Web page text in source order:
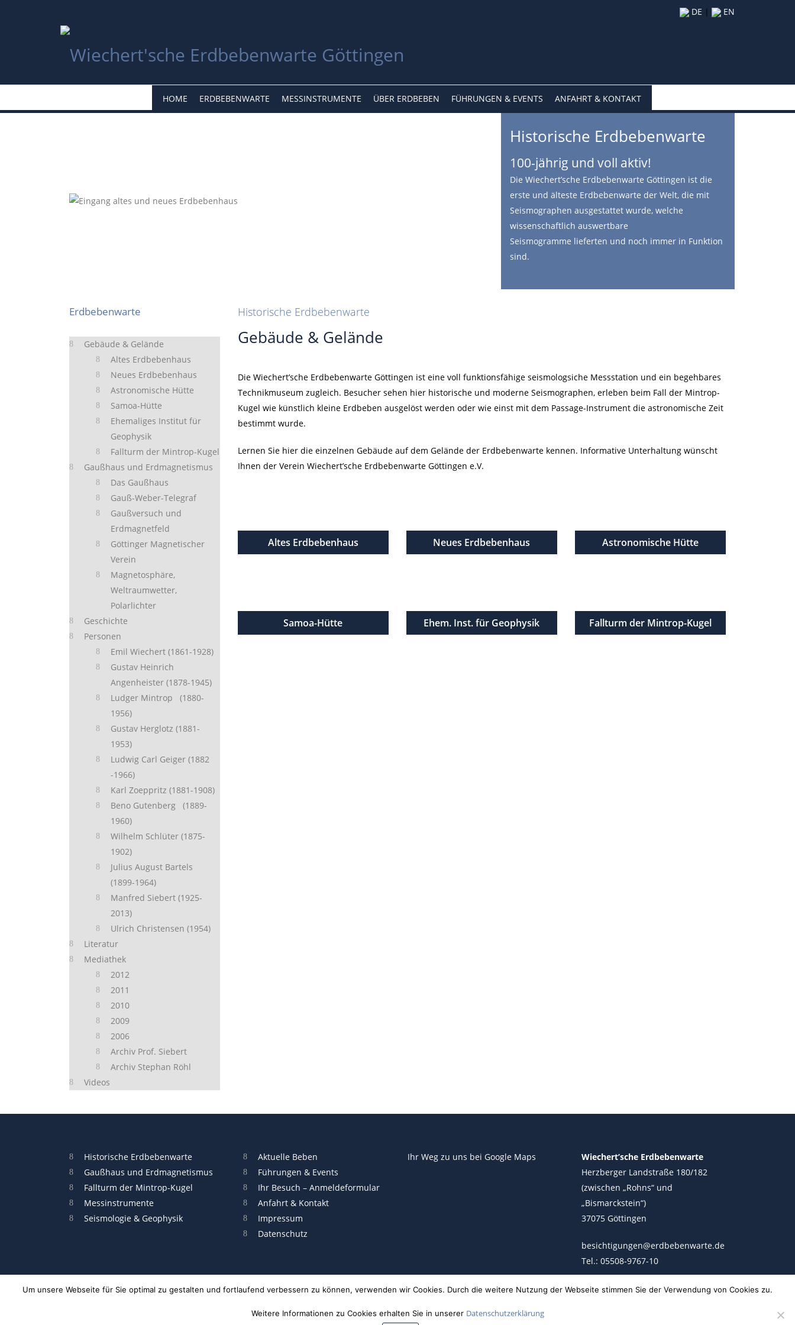
DE | EN
HOME ERDBEBENWARTE MESSINSTRUMENTE ÜBER ERDBEBEN FÜHRUNGEN & EVENTS ANFAHRT & KONTAKT
Historische Erdbebenwarte
100-jährig und voll aktiv!
Die Wiechert’sche Erdbebenwarte Göttingen ist die
erste und älteste Erdbebenwarte der Welt, die mit
Seismographen ausgestattet wurde, welche
wissenschaftlich auswertbare
Seismogramme lieferten und noch immer in Funktion
sind.
Erdbebenwarte
Gebäude & Gelände
Altes Erdbebenhaus
Neues Erdbebenhaus
Astronomische Hütte
Samoa-Hütte
Ehemaliges Institut für
Geophysik
Fallturm der Mintrop-Kugel
Gaußhaus und Erdmagnetismus
Das Gaußhaus
Gauß-Weber-Telegraf
Gaußversuch und
Erdmagnetfeld
Göttinger Magnetischer
Verein
Magnetosphäre,
Weltraumwetter,
Polarlichter
Geschichte
Personen
Emil Wiechert (1861-1928)
Gustav Heinrich
Angenheister (1878-1945)
Ludger Mintrop (1880-
1956)
Gustav Herglotz (1881-
1953)
Ludwig Carl Geiger (1882
-1966)
Karl Zoeppritz (1881-1908)
Beno Gutenberg (1889-
1960)
Wilhelm Schlüter (1875-
1902)
Julius August Bartels
(1899-1964)
Manfred Siebert (1925-
2013)
Ulrich Christensen (1954)
Literatur
Mediathek
2012
2011
2010
2009
2006
Archiv Prof. Siebert
Archiv Stephan Röhl
Videos
Historische Erdbebenwarte
Gebäude & Gelände
Die Wiechert’sche Erdbebenwarte Göttingen ist eine voll funktionsfähige seismologsiche Messstation und ein begehbares
Technikmuseum zugleich. Besucher sehen hier historische und moderne Seismographen, erleben beim Fall der Mintrop-
Kugel wie künstlich kleine Erdbeben ausgelöst werden oder wie einst mit dem Passage-Instrument die astronomische Zeit
bestimmt wurde.
Lernen Sie hier die einzelnen Gebäude auf dem Gelände der Erdbebenwarte kennen. Informative Unterhaltung wünscht
Ihnen der Verein Wiechert’sche Erdbebenwarte Göttingen e.V.
Altes Erdbebenhaus Neues Erdbebenhaus Astronomische Hütte
Samoa-Hütte Ehem. Inst. für Geophysik Fallturm der Mintrop-Kugel
Historische Erdbebenwarte
Gaußhaus und Erdmagnetismus
Fallturm der Mintrop-Kugel
Messinstrumente
Seismologie & Geophysik
Aktuelle Beben
Führungen & Events
Ihr Besuch – Anmeldeformular
Anfahrt & Kontakt
Impressum
Datenschutz
Ihr Weg zu uns beiGoogle Maps
Wiechert’sche Erdbebenwarte
Herzberger Landstraße 180/182
(zwischen „Rohns“ und
„Bismarckstein“)
37075 Göttingen
besichtigungen@erdbebenwarte.de
Tel.: 05508-9767-10
Um unsere Webseite für Sie optimal zu gestalten und fortlaufend verbessern zu können, verwenden wir Cookies. Durch die weitere Nutzung der Webseite stimmen Sie der Verwendung von Cookies zu.
Weitere Informationen zu Cookies erhalten Sie in unserer Datenschutzerklärung